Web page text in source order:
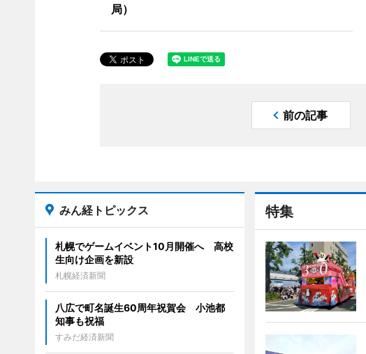
局）
前の記事
特集
みん経トピックス
札幌でゲームイベント10月開催へ 高校
生向け企画を新設
札幌経済新聞
八広で町名誕生60周年祝賀会 小池都
知事も祝福
すみだ経済新聞